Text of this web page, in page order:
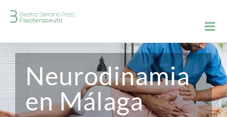
Saltar
contenido
Neurodinamia
en Málaga